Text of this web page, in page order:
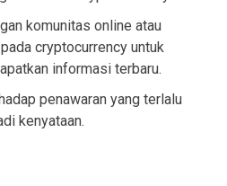
komunitas online atau
cryptocurrency untuk
informasi terbaru.
penawaran yang terlalu
kenyataan.